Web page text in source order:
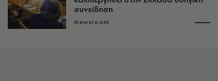
συνείδηση
Newsroom